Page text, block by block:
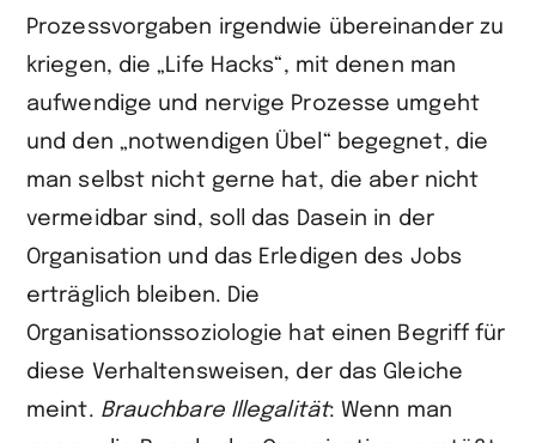
Prozessvorgaben irgendwie übereinander zu
kriegen, die „Life Hacks“, mit denen man
aufwendige und nervige Prozesse umgeht
und den „notwendigen Übel“ begegnet, die
man selbst nicht gerne hat, die aber nicht
vermeidbar sind, soll das Dasein in der
Organisation und das Erledigen des Jobs
erträglich bleiben. Die
Organisationssoziologie hat einen Begriff für
diese Verhaltensweisen, der das Gleiche
meint. Brauchbare Illegalität: Wenn man